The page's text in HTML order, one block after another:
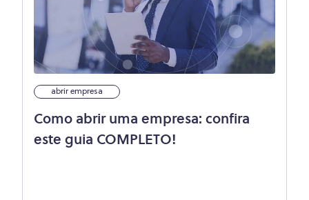
abrir empresa
Como abrir uma empresa: confira
este guia COMPLETO!